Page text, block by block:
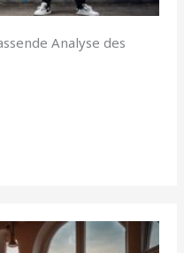
Analyse des